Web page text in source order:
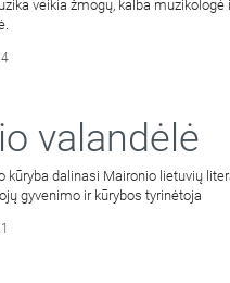
veikia žmogų, kalba muzikologė
valandėlė
kūryba dalinasi Maironio lietuvių
gyvenimo ir kūrybos tyrinėtoja